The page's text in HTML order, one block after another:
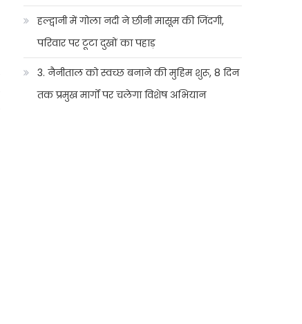
हल्द्वानी में गोला नदी ने छीनी मासूम की जिंदगी,
परिवार पर टूटा दुखों का पहाड़
3. नैनीताल को स्वच्छ बनाने की मुहिम शुरू, 8 दिन
तक प्रमुख मार्गों पर चलेगा विशेष अभियान